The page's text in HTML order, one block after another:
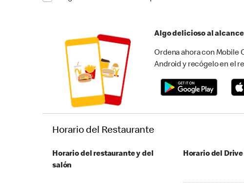
Algo delicioso al
Ordena ahora con Mobile
Android y recógelo en el
Horario del Restaurante
Horario del restaurante y del
salón
Horario del